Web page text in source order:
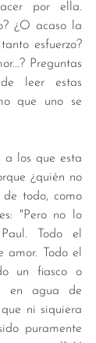
por ella.
¿O acaso la
esfuerzo?
Preguntas
leer estas
que uno se
a los que esta
¿quién no
de todo, como
"Pero no lo
Todo el
amor. Todo el
un fiasco o
en agua de
ni siquiera
puramente